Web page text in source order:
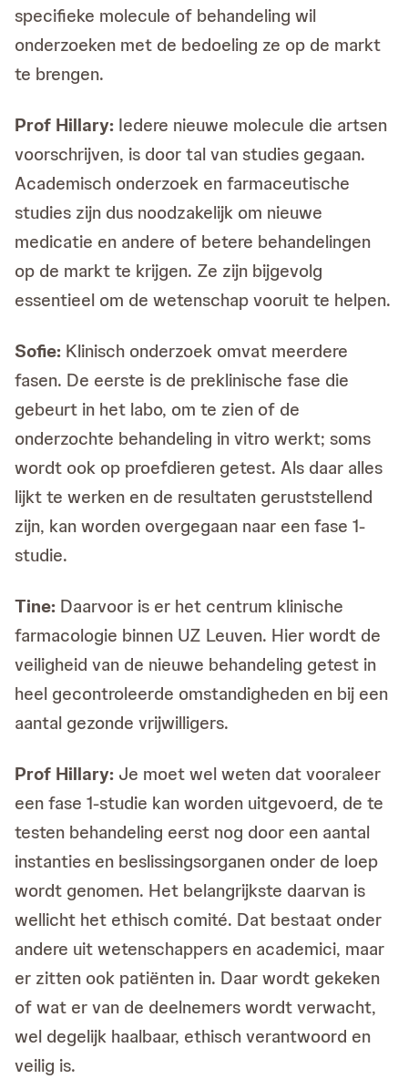
specifieke molecule of behandeling wil
onderzoeken met de bedoeling ze op de markt
te brengen.
Prof Hillary: Iedere nieuwe molecule die artsen
voorschrijven, is door tal van studies gegaan.
Academisch onderzoek en farmaceutische
studies zijn dus noodzakelijk om nieuwe
medicatie en andere of betere behandelingen
op de markt te krijgen. Ze zijn bijgevolg
essentieel om de wetenschap vooruit te helpen.
Sofie: Klinisch onderzoek omvat meerdere
fasen. De eerste is de preklinische fase die
gebeurt in het labo, om te zien of de
onderzochte behandeling in vitro werkt; soms
wordt ook op proefdieren getest. Als daar alles
lijkt te werken en de resultaten geruststellend
zijn, kan worden overgegaan naar een fase 1-
studie.
Tine: Daarvoor is er het centrum klinische
farmacologie binnen UZ Leuven. Hier wordt de
veiligheid van de nieuwe behandeling getest in
heel gecontroleerde omstandigheden en bij een
aantal gezonde vrijwilligers.
Prof Hillary: Je moet wel weten dat vooraleer
een fase 1-studie kan worden uitgevoerd, de te
testen behandeling eerst nog door een aantal
instanties en beslissingsorganen onder de loep
wordt genomen. Het belangrijkste daarvan is
wellicht het ethisch comité. Dat bestaat onder
andere uit wetenschappers en academici, maar
er zitten ook patiënten in. Daar wordt gekeken
of wat er van de deelnemers wordt verwacht,
wel degelijk haalbaar, ethisch verantwoord en
veilig is.